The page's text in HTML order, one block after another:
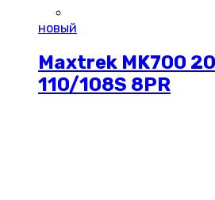
новый
Maxtrek MK700
110/108S 8PR